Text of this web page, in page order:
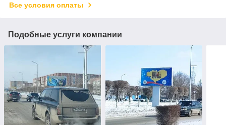
Все условия оплаты
Подобные услуги компании